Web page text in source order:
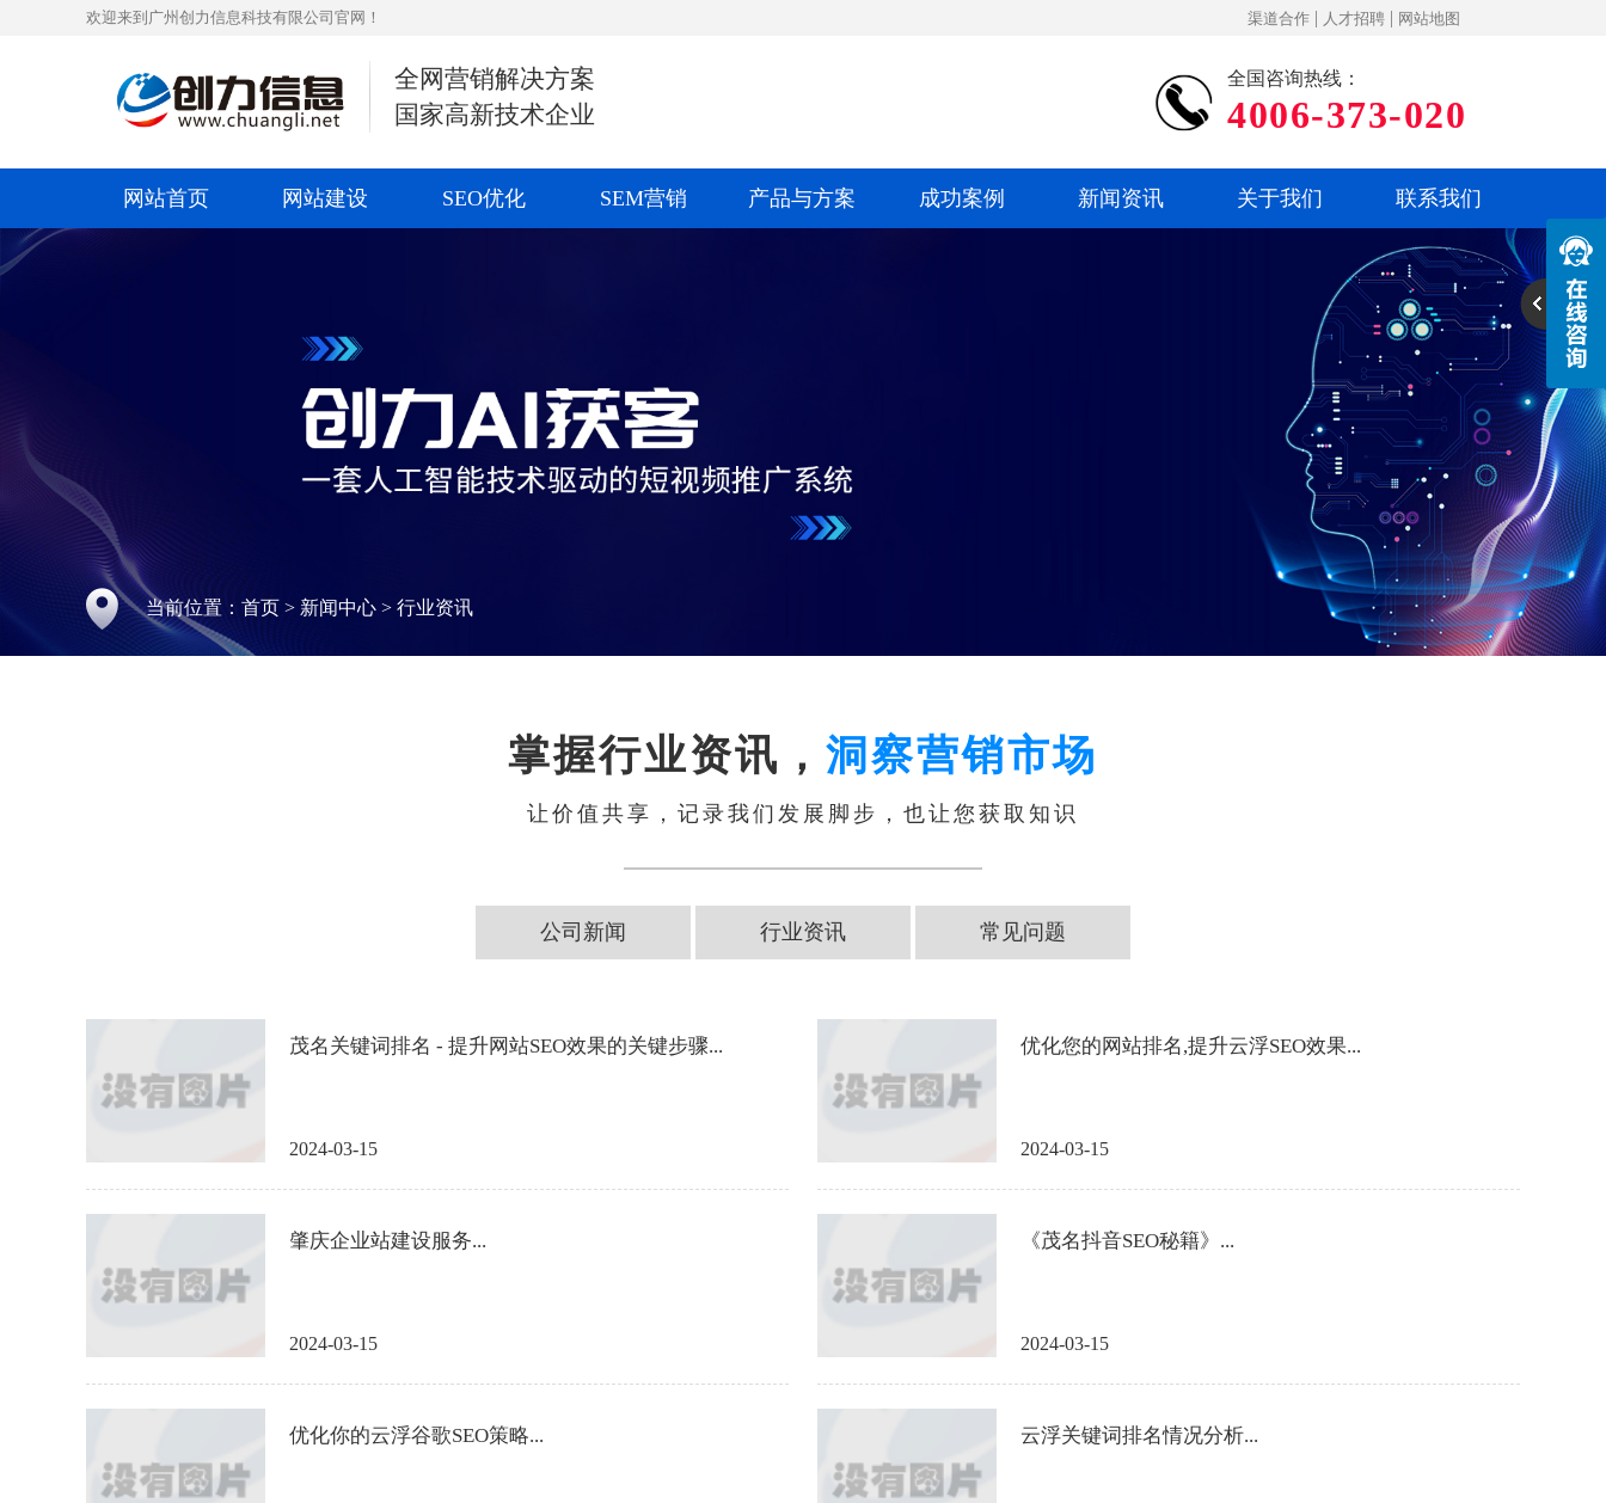
欢迎来到广州创力信息科技有限公司官网！ 渠道合作 | 人才招聘 | 网站地图
全网营销解决方案
国家高新技术企业
全国咨询热线：
4006-373-020
网站首页 网站建设 SEO优化 SEM营销 产品与方案 成功案例 新闻资讯 关于我们 联系我们
当前位置： 首页 > 新闻中心 > 行业资讯
掌握行业资讯， 洞察营销市场
让价值共享，记录我们发展脚步，也让您获取知识
公司新闻 行业资讯 常见问题
茂名关键词排名 - 提升网站SEO效果的关键步骤...
2024-03-15
优化您的网站排名,提升云浮SEO效果...
2024-03-15
肇庆企业站建设服务...
2024-03-15
《茂名抖音SEO秘籍》...
2024-03-15
优化你的云浮谷歌SEO策略... 云浮关键词排名情况分析...